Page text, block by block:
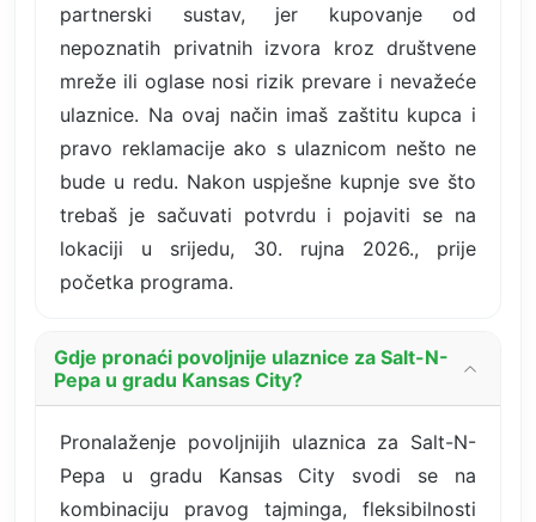
partnerski sustav, jer kupovanje od
nepoznatih privatnih izvora kroz društvene
mreže ili oglase nosi rizik prevare i nevažeće
ulaznice. Na ovaj način imaš zaštitu kupca i
pravo reklamacije ako s ulaznicom nešto ne
bude u redu. Nakon uspješne kupnje sve što
trebaš je sačuvati potvrdu i pojaviti se na
lokaciji u srijedu, 30. rujna 2026., prije
početka programa.
Gdje pronaći povoljnije ulaznice za Salt-N-
Pepa u gradu Kansas City?
Pronalaženje povoljnijih ulaznica za Salt-N-
Pepa u gradu Kansas City svodi se na
kombinaciju pravog tajminga, fleksibilnosti